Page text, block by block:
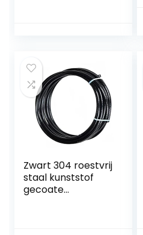
Zwart 304 roestvrij
staal kunststof
gecoate